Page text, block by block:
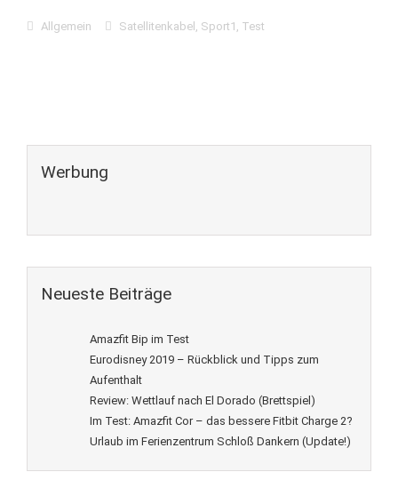
Allgemein Satellitenkabel , Sport1 , Test
Werbung
Neueste Beiträge
Amazfit Bip im Test
Eurodisney 2019 – Rückblick und Tipps zum
Aufenthalt
Review: Wettlauf nach El Dorado (Brettspiel)
Im Test: Amazfit Cor – das bessere Fitbit Charge 2?
Urlaub im Ferienzentrum Schloß Dankern (Update!)